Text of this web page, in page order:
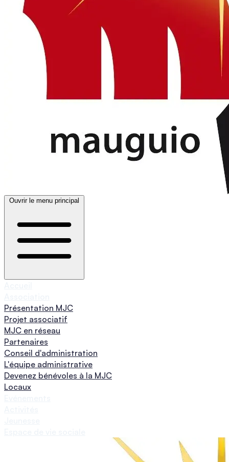
Ouvrir le menu principal
Présentation MJC
Projet associatif
MJC en réseau
Partenaires
Conseil d'administration
L'équipe administrative
Devenez bénévoles à la MJC
Locaux